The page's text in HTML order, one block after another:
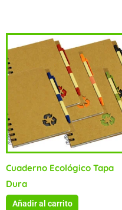
Cuaderno Ecológico Tapa
Dura
Añadir al carrito